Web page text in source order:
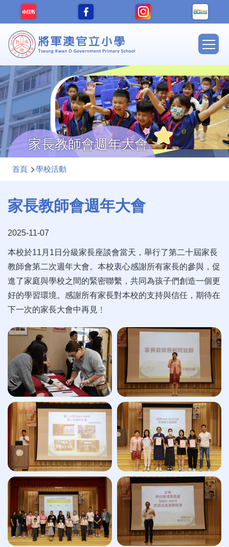
移至主內容
Main
家長教師會週年大會
導
連
結
首頁 學校活動
家長教師會週年大會
2025-11-07
本校於11月1日分級家長座談會當天，舉行了第二十屆家長
教師會第二次週年大會。本校衷心感謝所有家長的參與，促
進了家庭與學校之間的緊密聯繫，共同為孩子們創造一個更
好的學習環境。感謝所有家長對本校的支持與信任，期待在
下一次的家長大會中再見﹗